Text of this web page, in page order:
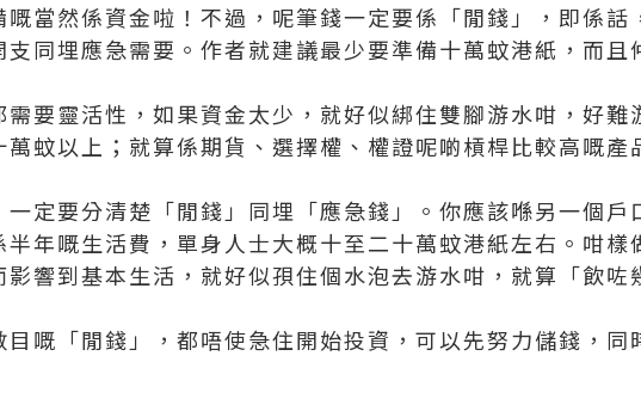
當然係資金啦！不過，呢筆錢一定要係「閒錢」，即係話
同埋應急需要。作者就建議最少要準備十萬蚊港紙，而且
要靈活性，如果資金太少，就好似綁住雙腳游水咁，好難
蚊以上；就算係期貨、選擇權、權證呢啲槓桿比較高嘅產
定要分清楚「閒錢」同埋「應急錢」。你應該喺另一個戶
半年嘅生活費，單身人士大概十至二十萬蚊港紙左右。咁樣
響到基本生活，就好似孭住個水泡去游水咁，就算「飲咗
嘅「閒錢」，都唔使急住開始投資，可以先努力儲錢，同